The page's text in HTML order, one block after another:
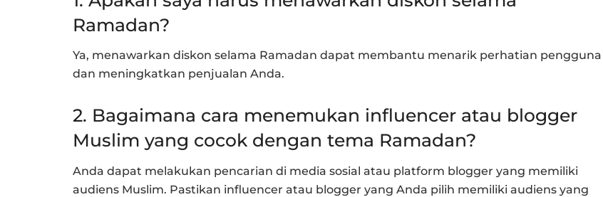
Ramadan?
Ya, menawarkan diskon selama Ramadan dapat membantu menarik perhatian pengguna
dan meningkatkan penjualan Anda.
2. Bagaimana cara menemukan influencer atau blogger
Muslim yang cocok dengan tema Ramadan?
Anda dapat melakukan pencarian di media sosial atau platform blogger yang memiliki
audiens Muslim. Pastikan influencer atau blogger yang Anda pilih memiliki audiens yang